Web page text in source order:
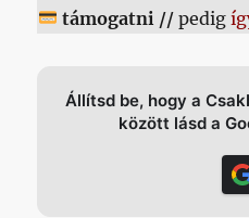
támogatni //pedig
Állítsd be, hogy a
között lásd a